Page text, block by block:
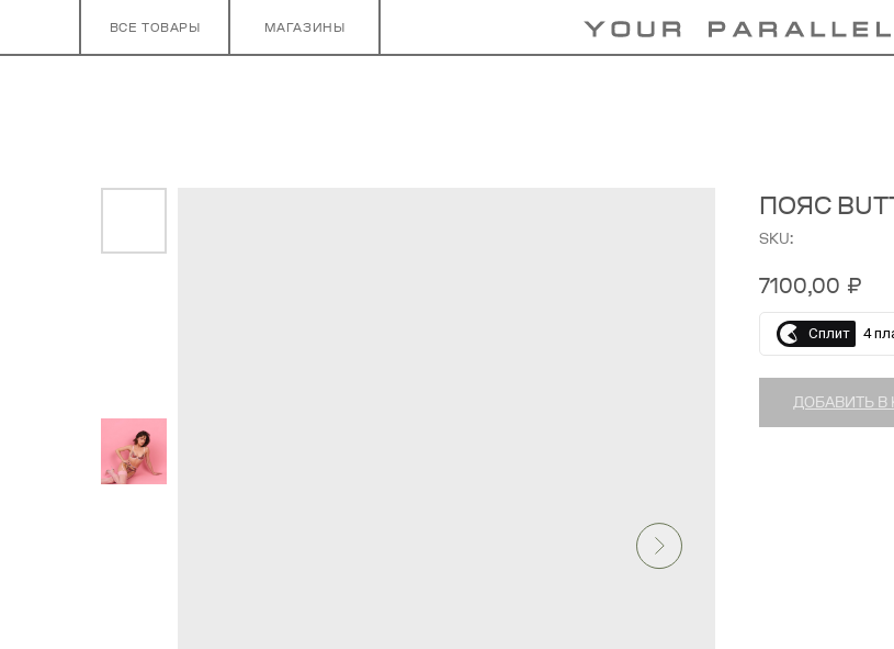
ВСЕ ТОВАРЫ МАГАЗИНЫ
ПОЯС
SKU:
7100,00 ₽
Сплит 4
ДОБАВИТЬ В